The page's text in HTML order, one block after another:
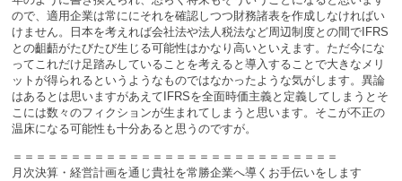
ので、適用企業は常ににそれを確認しつつ財務諸表を作成しなければい
けません。日本を考えれば会社法や法人税法など周辺制度との間でIFRS
との齟齬がたびたび生じる可能性はかなり高いといえます。ただ今にな
ってこれだけ足踏みしていることを考えると導入することで大きなメリ
ットが得られるというようなものではなかったような気がします。異論
はあるとは思いますがあえてIFRSを全面時価主義と定義してしまうとそ
こには数々のフィクションが生まれてしまうと思います。そこが不正の
温床になる可能性も十分あると思うのですが。
＝＝＝＝＝＝＝＝＝＝＝＝＝＝＝＝＝＝＝＝＝＝＝＝＝＝＝＝
月次決算・経営計画を通じ貴社を常勝企業へ導くお手伝いをします